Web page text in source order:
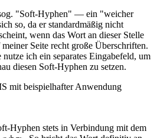
"Soft-Hyphen" — ein "weicher
so, da er standardmäßig nicht
wenn das Wort an dieser Stelle
Seite recht große Überschriften.
ich ein separates Eingabefeld, um
diesen Soft-Hyphen zu setzen.
Hyphen stets in Verbindung mit dem